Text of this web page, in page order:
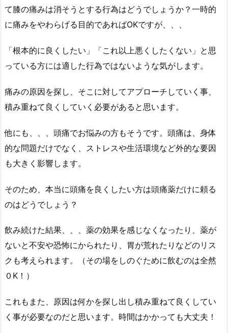
て膝の痛みは消そうとする行為はどうでしょうか？一時的
に痛みをやわらげる目的であればOKですが、、、
「根本的に良くしたい」「これ以上悪くしたくない」と思
っている方には適した行為ではないような気がします。
痛みの原因を探し、そこに対してアプローチしていく事、
積み重ねて良くしていく必要があると思います。
他にも、、、頭痛でお悩みの方もそうです。頭痛は、身体
的な問題だけでなく、ストレスや生活環境など外的な要因
も大きく影響します。
そのため、本当に頭痛を良くしたい方は頭痛薬だけに頼る
のはどうでしょう？
飲み続けた結果、、、薬の効果を感じなくなったり、薬が
ないと不安や恐怖にかられたり、胃が荒れたりなどのリス
クも考えられます。（その場をしのぐために飲むのは全然
０K！）
これもまた、原因は何かを探し出し積み重ねて良くしてい
く事が必要なのだと思います。時間はかかっても大丈夫！